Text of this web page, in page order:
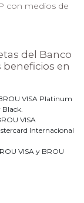
con medios de
del Banco
beneficios en
VISA Platinum
VISA
Internacional
VISA y BROU